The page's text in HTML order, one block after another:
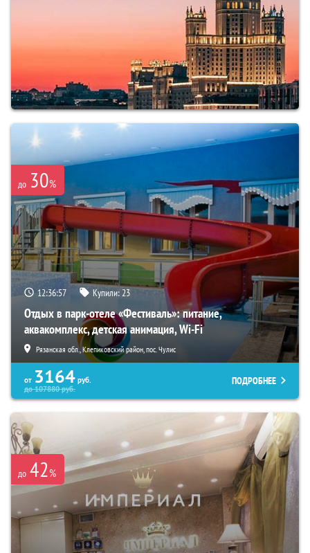
до 30%
12:36:56 Купили:23
Отдых в парк-отеле «Фестиваль»: питание,
аквакомплекс, детская анимация, Wi-Fi
Рязанская обл., Клепиковский район, пос. Чулис
от 3164 руб.
до107880руб.
ПОДРОБНЕЕ
до 42%